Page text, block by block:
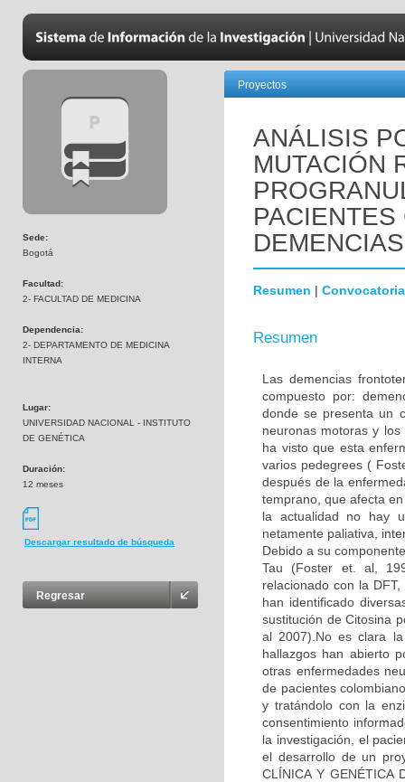
Sede:
Bogotá
Facultad:
2- FACULTAD DE MEDICINA
Dependencia:
2- DEPARTAMENTO DE MEDICINA
INTERNA
Lugar:
UNIVERSIDAD NACIONAL - INSTITUTO
DE GENÉTICA
Duración:
12 meses
Descargar resultado de búsqueda
Regresar
Proyectos
ANÁLISIS
MUTACIÓN
Resumen | Convocatoria
Resumen
Las demencias
compuesto por:
donde se presenta un
neuronas motoras y
ha visto que esta
varios pedegrees (
después de la
temprano, que afecta
la actualidad no hay
netamente paliativa,
Debido a su
Tau (Foster et. al,
relacionado con la
han identificado
sustitución de Citosina
al 2007).No es clara
hallazgos han abierto
otras enfermedades
de pacientes
y tratándolo con la
consentimiento
la investigación, el
el desarrollo de un
CLÍNICA Y GENÉTICA